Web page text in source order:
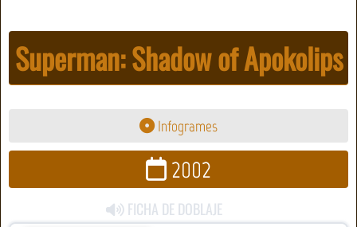
Superman: Shadow of Apokolips
Infogrames
2002
FICHA DE DOBLAJE